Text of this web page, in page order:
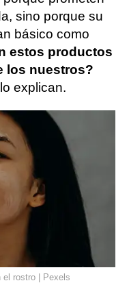
sino porque su
básico como
estos productos
los nuestros?
explican.
el rostro | Pexels